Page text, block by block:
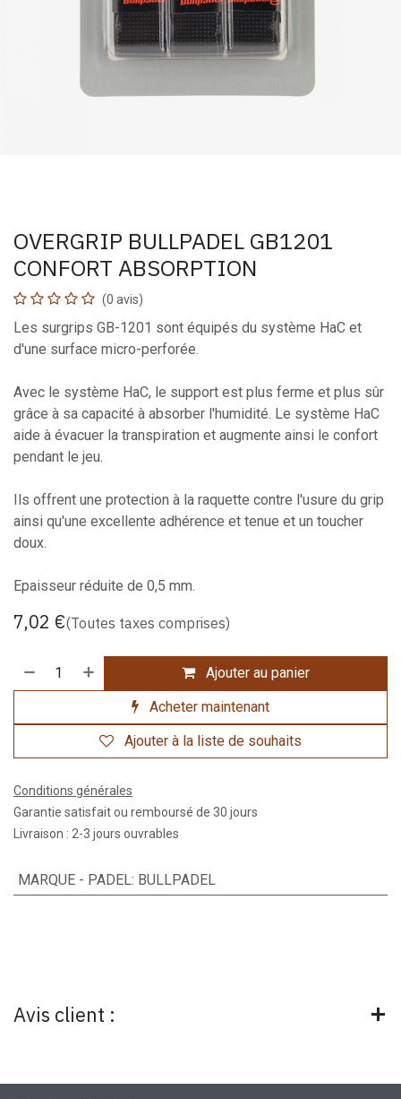
OVERGRIP BULLPADEL GB1201
CONFORT ABSORPTION
(0 avis)
Les surgrips GB-1201 sont équipés du système HaC et
d'une surface micro-perforée.
Avec le système HaC, le support est plus ferme et plus sûr
grâce à sa capacité à absorber l'humidité. Le système HaC
aide à évacuer la transpiration et augmente ainsi le confort
pendant le jeu.
Ils offrent une protection à la raquette contre l'usure du grip
ainsi qu'une excellente adhérence et tenue et un toucher
doux.
Epaisseur réduite de 0,5 mm.
7,02 €(Toutes taxes comprises)
Ajouter au panier
Acheter maintenant
Ajouter à la liste de souhaits
Conditions générales
Garantie satisfait ou remboursé de 30 jours
Livraison : 2-3 jours ouvrables
MARQUE - PADEL: BULLPADEL
Avis client :